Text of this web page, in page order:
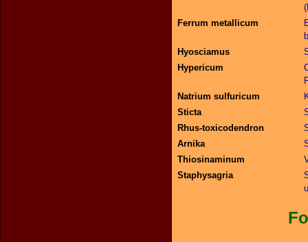
Ferrum metallicum
Hyosciamus
Hypericum
Natrium sulfuricum
Sticta
Rhus-toxicodendron
Arnika
Thiosinaminum
Staphysagria
Folgen